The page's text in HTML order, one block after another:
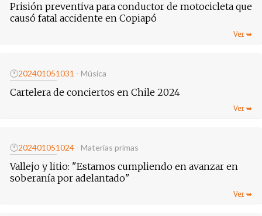
Prisión preventiva para conductor de motocicleta que
causó fatal accidente en Copiapó
🕐202401051031 - Música
Cartelera de conciertos en Chile 2024
🕐202401051024 - Materias primas
Vallejo y litio: "Estamos cumpliendo en avanzar en
soberanía por adelantado"